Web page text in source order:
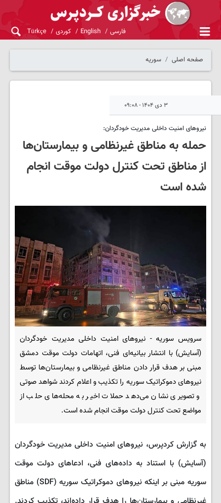
فارسی English کوردی Türkçe
صفحه اصلی سوریه
۳ دی ۱۴۰۴ - ۰۹:۰۸
نیروهای امنیت داخلی مدیریت خودگردان:
حمله به مناطق غیرنظامی و بیمارستان‌ها
از مناطق تحت کنترل دولت موقت انجام
شده است
سرویس سوریه - نیروهای امنیت داخلی مدیریت خودگردان
(آسایش) با انتشار بیانیه‌ای فنی، اتهامات دولت موقت دمشق
مبنی بر هدف قرار دادن مناطق غیرنظامی و بیمارستان‌ها توسط
نیروهای دموکراتیک سوریه را تکذیب و اعلام کردند شواهد صوتی
و تصویری نشان می‌دهد حملات اخیر به محله‌های حلب از
مواضع تحت کنترل دولت موقت انجام شده است.
به گزارش کردپرس، نیروهای امنیت داخلی مدیریت خودگردان
(آسایش) با استناد به داده‌های فنی، ادعاهای دولت موقت
سوریه مبنی بر اینکه نیروهای دموکراتیک سوریه (SDF) مناطق